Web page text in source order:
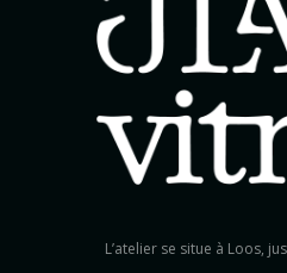
L’atelier se situe à Loos,